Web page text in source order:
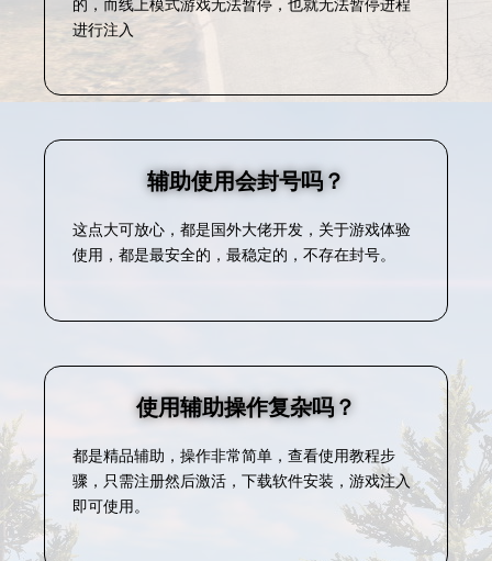
的，而线上模式游戏无法暂停，也就无法暂停进程
进行注入
辅助使用会封号吗？
这点大可放心，都是国外大佬开发，关于游戏体验
使用，都是最安全的，最稳定的，不存在封号。
使用辅助操作复杂吗？
都是精品辅助，操作非常简单，查看使用教程步
骤，只需注册然后激活，下载软件安装，游戏注入
即可使用。